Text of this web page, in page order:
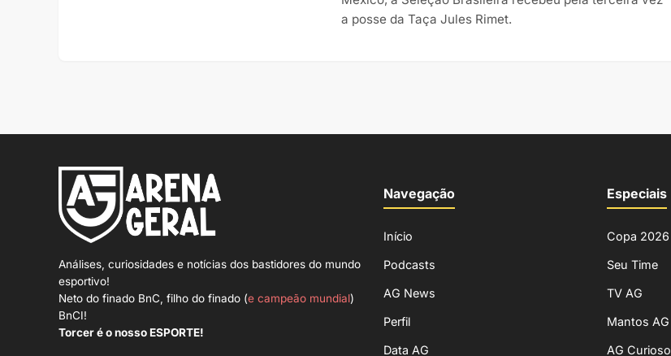
a posse da Taça Jules Rimet.
Análises, curiosidades e notícias dos bastidores do mundo
esportivo!
Neto do finado BnC, filho do finado (e campeão mundial)
BnCI!
Torcer é o nosso ESPORTE!
Navegação
Início
Podcasts
AG News
Perfil
Data AG
Especiais
Copa 2026
Seu Time
TV AG
Mantos AG
AG Curioso